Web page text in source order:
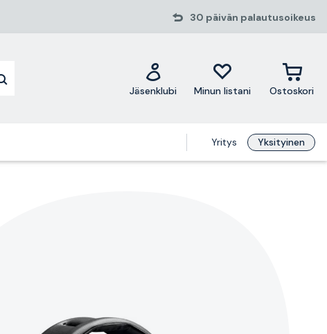
30 päivän palautusoikeus
Jäsenklubi Minun listani Ostoskori
Yritys Yksityinen